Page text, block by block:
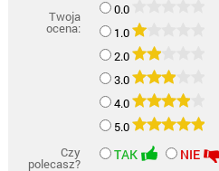
Twoja
ocena:
0.0
1.0
2.0
3.0
4.0
5.0
Czy
polecasz?
TAK NIE